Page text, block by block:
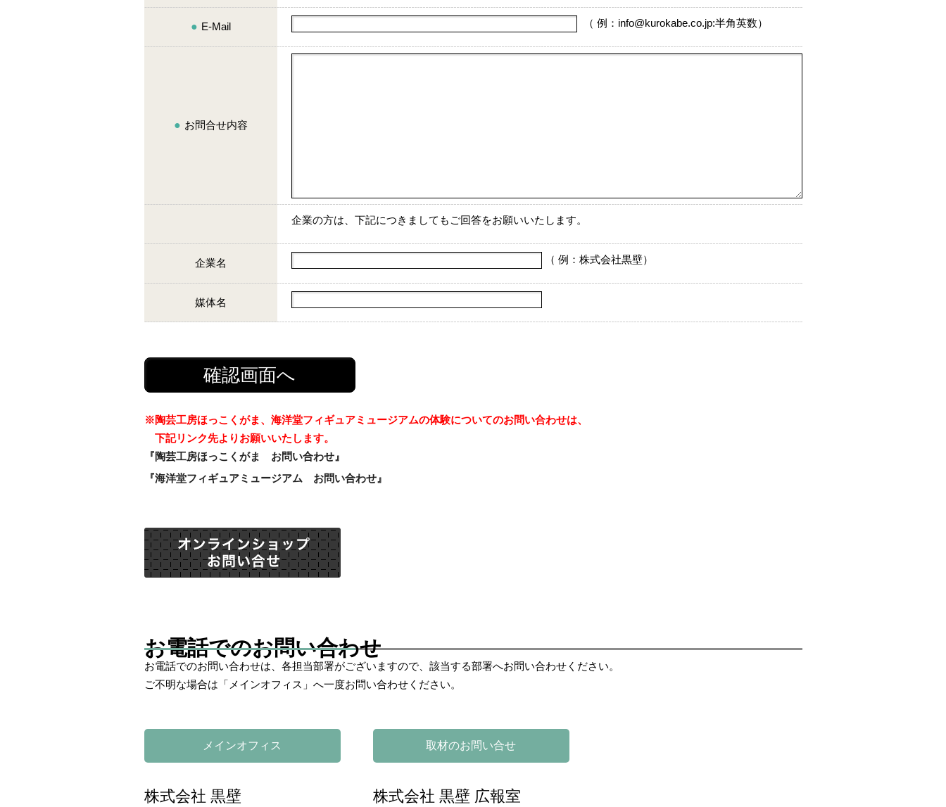
● E-Mail
● お問合せ内容
企業の方は、下記につきましてもご回答をお願いいたします。
企業名
媒体名
※陶芸工房ほっこくがま、海洋堂フィギュアミュージアムの体験についてのお問い合わせは、
下記リンク先よりお願いいたします。
『陶芸工房ほっこくがま お問い合わせ』
『海洋堂フィギュアミュージアム お問い合わせ』
お電話でのお問い合わせ
お電話でのお問い合わせは、各担当部署がございますので、該当する部署へお問い合わせください。
ご不明な場合は「メインオフィス」へ一度お問い合わせください。
メインオフィス
株式会社 黒壁
取材のお問い合せ
株式会社 黒壁 広報室